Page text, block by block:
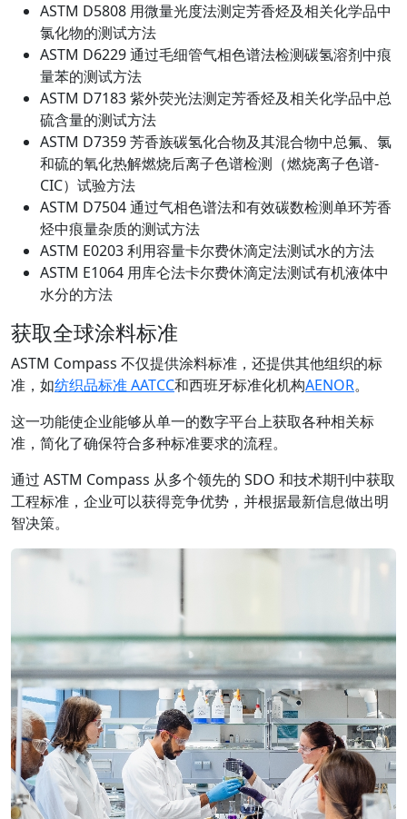
ASTM D5808 用微量光度法测定芳香烃及相关化学品中
氯化物的测试方法
ASTM D6229 通过毛细管气相色谱法检测碳氢溶剂中痕
量苯的测试方法
ASTM D7183 紫外荧光法测定芳香烃及相关化学品中总
硫含量的测试方法
ASTM D7359 芳香族碳氢化合物及其混合物中总氟、氯
和硫的氧化热解燃烧后离子色谱检测（燃烧离子色谱-
CIC）试验方法
ASTM D7504 通过气相色谱法和有效碳数检测单环芳香
烃中痕量杂质的测试方法
ASTM E0203 利用容量卡尔费休滴定法测试水的方法
ASTM E1064 用库仑法卡尔费休滴定法测试有机液体中
水分的方法
获取全球涂料标准
ASTM Compass 不仅提供涂料标准，还提供其他组织的标
准，如纺织品标准 AATCC和西班牙标准化机构AENOR。
这一功能使企业能够从单一的数字平台上获取各种相关标
准，简化了确保符合多种标准要求的流程。
通过 ASTM Compass 从多个领先的 SDO 和技术期刊中获取
工程标准，企业可以获得竞争优势，并根据最新信息做出明
智决策。